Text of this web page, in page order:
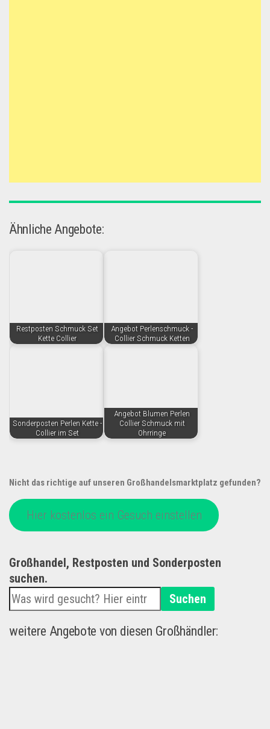
Ähnliche Angebote:
Restposten Schmuck Set
Kette Collier
Angebot Perlenschmuck -
Collier Schmuck Ketten
Sonderposten Perlen Kette -
Collier im Set
Angebot Blumen Perlen
Collier Schmuck mit
Ohrringe
Nicht das richtige auf unseren Großhandelsmarktplatz gefunden?
Hier kostenlos ein Gesuch einstellen
Großhandel, Restposten und Sonderposten
suchen.
Suchen
weitere Angebote von diesen Großhändler: